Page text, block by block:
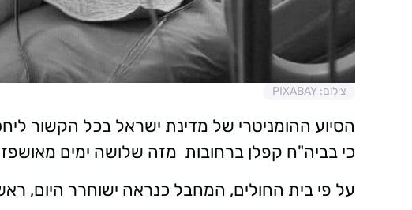
צילום: PIXABAY
הסיוע ההומניטרי של מדינת ישראל בכל הקשור
כי בביה"ח קפלן ברחובות מזה שלושה ימים
על פי בית החולים, המחבל כנראה ישוחרר היום,